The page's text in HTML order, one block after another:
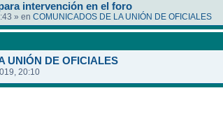
intervención en el foro
» en COMUNICADOS DE LA UNIÓN DE OFICIALES
UNIÓN DE OFICIALES
20:10